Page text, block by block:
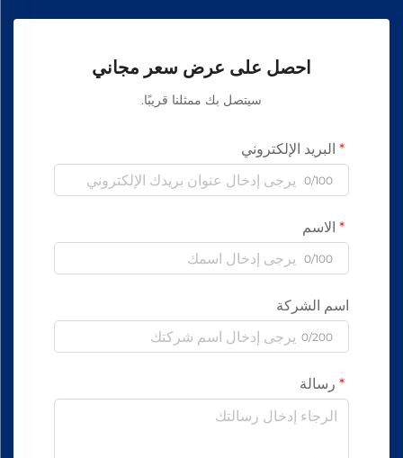
احصل على عرض سعر مجاني
سيتصل بك ممثلنا قريبًا.
البريد الإلكتروني
0/100
الاسم
0/100
اسم الشركة
0/200
رسالة